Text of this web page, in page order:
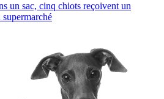
un sac, cinq chiots reçoivent un